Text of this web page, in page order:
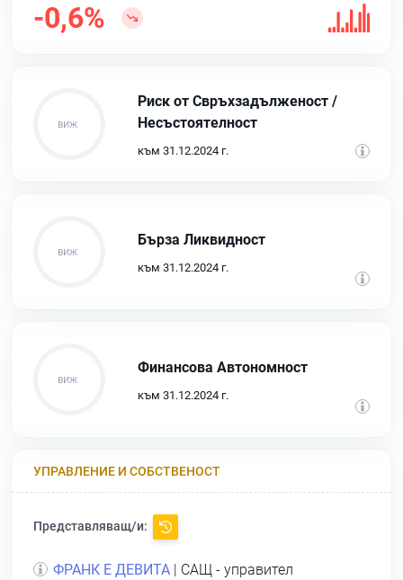
-0,6%
Риск от Свръхзадълженост /
Несъстоятелност
към 31.12.2024 г.
Бърза Ликвидност
към 31.12.2024 г.
Финансова Автономност
към 31.12.2024 г.
УПРАВЛЕНИЕ И СОБСТВЕНОСТ
Представляващ/и:
ФРАНК Е ДЕВИТА | САЩ - управител